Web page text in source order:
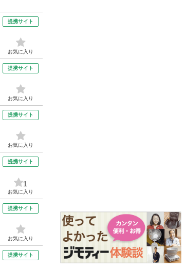
提携サイト
お気に入り
提携サイト
お気に入り
提携サイト
お気に入り
提携サイト
1
お気に入り
提携サイト
お気に入り
提携サイト